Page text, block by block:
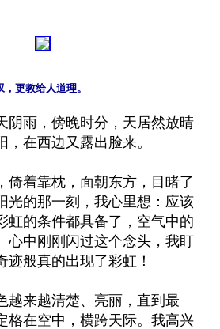
阴雨，傍晚时分，天居然放晴
在西边又露出脸来。
倚着靠枕，面朝东方，目睹了
光的那一刻，我心里想：应该
虹的条件都具备了，空气中的
心中刚刚闪过这个念头，我盯
迹般真的出现了彩虹！
越来越清楚、亮丽，直到最
格在空中，横跨天际。我高兴